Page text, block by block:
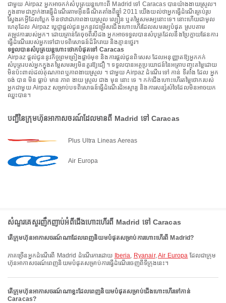
ជាមួយ Airpaz អ្នកអាចកក់សំបុត្រយន្តហោះពី Madrid ទៅ Caracas បានយ៉ាងងាយស្រួល។
ក្នុងនាមជាភ្នាក់ងារធ្វើដំណើរតាមអ៊ីនធឺណិតតាំងពីឆ្នាំ 2011 យើងយល់ថាអ្នកធ្វើដំណើរគ្រប់រូប
ស្វែងរកអ្វីដែលប្លែក មិនថាវាជាភាពងាយស្រួល ល្បឿន ឬតម្លៃសមរម្យនោះទេ។ នោះហើយជាមូល
ហេតុដែល Airpaz ប្តេជ្ញាផ្តល់ជូនអ្នកនូវជម្រើសជើងហោះហើរដែលសមរម្យបំផុត ស្របតាម
តម្រូវការរបស់អ្នក។ ដោយគ្រាន់តែចុចពីរបីដង អ្នកអាចទទួលបានសំបុត្រដែលនឹងប្រែក្លាយផែនការ
ធ្វើដំណើររបស់អ្នកទៅជាបទពិសោធន៍ដ៏រីករាយ និងគ្មានថ្នេរ។
ទទួលបានសំបុត្រយន្តហោះថោកបំផុតទៅ Caracas
Airpaz ផ្តល់ជូននូវកិច្ចព្រមព្រៀងផ្តាច់មុខ និងការផ្តល់ជូនពិសេស ដែលអនុញ្ញាតឱ្យអ្នកកក់
សំបុត្ររបស់អ្នកក្នុងតម្លៃសមរម្យមិនគួរឱ្យជឿ ។ ទទួលបានអត្ថប្រយោជន៍នៃអត្រាបញ្ចុះតម្លៃដោយ
មិនប៉ះពាល់ដល់គុណភាពឬភាពងាយស្រួល ។ ជាមួយ Airpaz ដំណើរ ទៅ កាន់ ទីតាំង ដែល អ្នក
ចង់ បាន មិន ធ្លាប់ មាន ភាព ងាយ ស្រួល ជាង មុន នោះ ទេ ។ កក់ជើងហោះហើរតម្លៃថោករបស់
អ្នកជាមួយ Airpaz សម្រាប់បទពិសោធន៍ធ្វើដំណើរដ៏អស្ចារ្យ និងការសន្សំសំចៃដែលមិនអាចយក
ឈ្នះបាន។
បញ្ជីនៃក្រុមហ៊ុនអាកាសចរណ៍ដែលមានពី Madrid ទៅ Caracas
Plus Ultra Lineas Aereas
Air Europa
សំណួរគេសួរញឹកញាប់អំពីជើងហោះហើរពី Madrid ទៅ Caracas
តើក្រុមហ៊ុនអាកាសចរណ៍ណាដែលពេញនិយមបំផុតសម្រាប់ការហោះហើរពី Madrid?
ភាគច្រើនអ្នកដំណើរពី Madrid ដំណើរការដោយ Iberia, Ryanair,Air Europa ដែលជាក្រុម
ហ៊ុនអាកាសចរណ៍ពេញនិយមបំផុតសម្រាប់ការធ្វើដំណើរចេញពីទីក្រុងនេះ។
តើក្រុមហ៊ុនអាកាសចរណ៍ណាខ្លះដែលពេញនិយមបំផុតសម្រាប់ជើងហោះហើរទៅកាន់
Caracas?